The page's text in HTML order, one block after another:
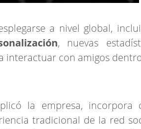
a nivel global,
, nuevas
interactuar con amigos
la empresa, incorpora
tradicional de la red